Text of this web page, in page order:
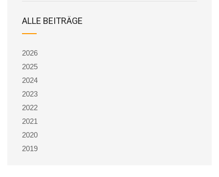
ALLE BEITRÄGE
2026
2025
2024
2023
2022
2021
2020
2019